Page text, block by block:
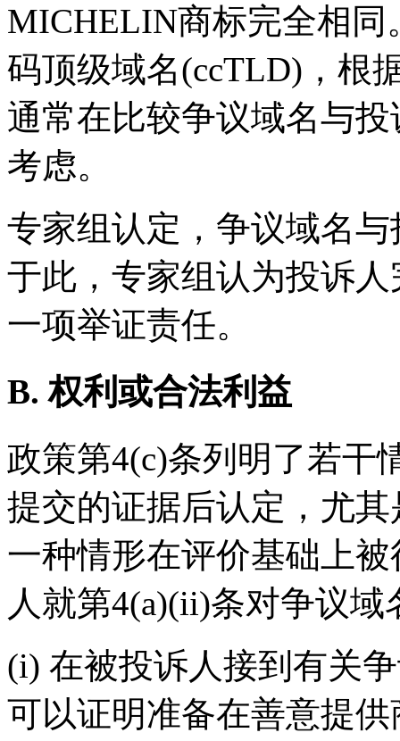
MICHELIN商标完全相同
码顶级域名(ccTLD)，根
通常在比较争议域名与
考虑。
专家组认定，争议域名
于此，专家组认为投诉
一项举证责任。
B. 权利或合法利益
政策第4(c)条列明了若干
提交的证据后认定，尤
一种情形在评价基础上
人就第4(a)(ii)条对争议
(i) 在被投诉人接到有关
可以证明准备在善意提